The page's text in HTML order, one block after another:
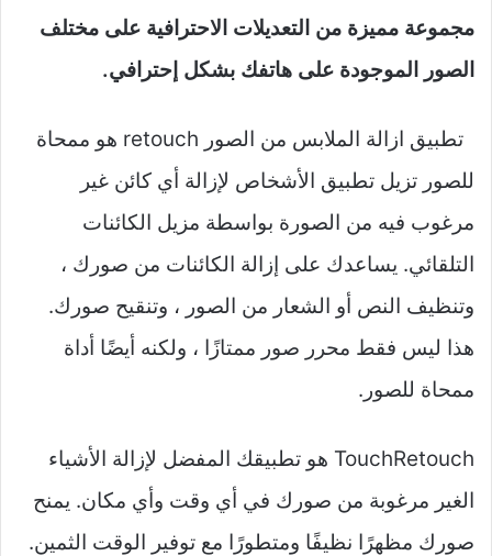
مجموعة مميزة من التعديلات الاحترافية على مختلف
الصور الموجودة على هاتفك بشكل إحترافي.
تطبيق ازالة الملابس من الصور retouch هو ممحاة
للصور تزيل تطبيق الأشخاص لإزالة أي كائن غير
مرغوب فيه من الصورة بواسطة مزيل الكائنات
التلقائي. يساعدك على إزالة الكائنات من صورك ،
وتنظيف النص أو الشعار من الصور ، وتنقيح صورك.
هذا ليس فقط محرر صور ممتازًا ، ولكنه أيضًا أداة
ممحاة للصور.
TouchRetouch هو تطبيقك المفضل لإزالة الأشياء
الغير مرغوبة من صورك في أي وقت وأي مكان. يمنح
صورك مظهرًا نظيفًا ومتطورًا مع توفير الوقت الثمين.